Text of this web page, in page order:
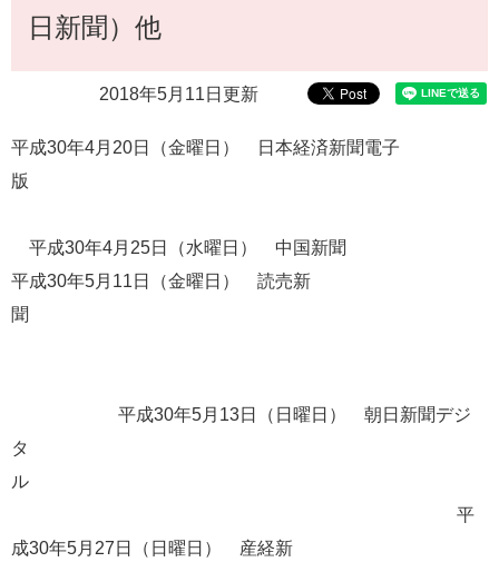
ス
タ
ム
日新聞）他
2018年5月11日更新
平成30年4月 20日（金曜日） 日本経済新聞電子
版
平成30年4月 25日（水曜日） 中国新聞
平成30年5月11日（金曜日） 読売新
聞
平成30年5月13日（日曜日） 朝日新聞デジ
タ
ル
平
成30年5月27日（日曜日） 産経新